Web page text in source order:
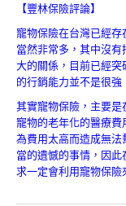
台灣商業保險
第一品牌
關於豐林
About
服務項目
Service
火災保額
估算系統
【豐林保險評論】
寵物保險在台灣已經
當然非常多，其中沒
大的關係，目前已經
的行銷能力並不是很
其實寵物保險，主要
寵物的老年化的醫療
為費用太高而造成無
當的遺憾的事情，因
求一定會利用寵物保險